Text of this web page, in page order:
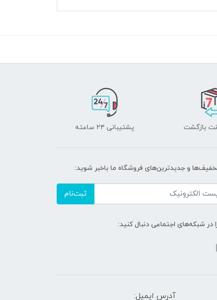
پشتیبانی ۲۴ ساعته
و جدیدترین‌های فروشگاه ما باخبر شوید:
ثبت‌نام
در شبکه‌های اجتماعی دنبال کنید:
آدرس ایمیل: